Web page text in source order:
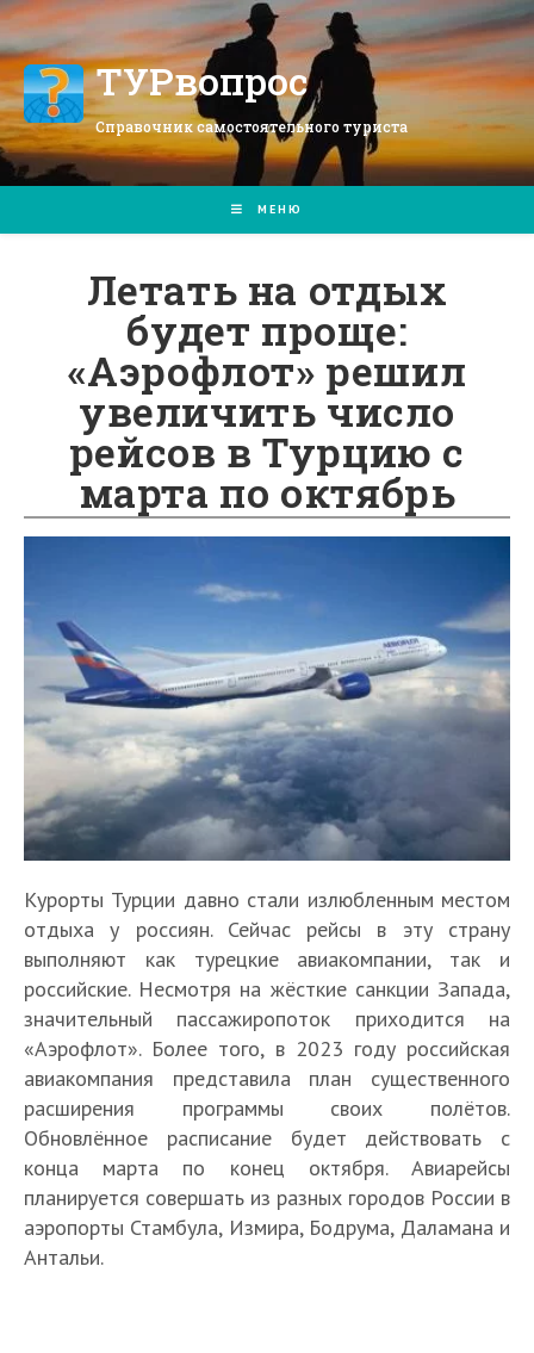
Перейти
к
содержимомуТУРвопрос
Справочник самостоятельного туриста
МЕНЮ
Летать на отдых
будет проще:
«Аэрофлот» решил
увеличить число
рейсов в Турцию с
марта по октябрь
Курорты Турции давно стали излюбленным местом
отдыха у россиян. Сейчас рейсы в эту страну
выполняют как турецкие авиакомпании, так и
российские. Несмотря на жёсткие санкции Запада,
значительный пассажиропоток приходится на
«Аэрофлот». Более того, в 2023 году российская
авиакомпания представила план существенного
расширения программы своих полётов.
Обновлённое расписание будет действовать с
конца марта по конец октября. Авиарейсы
планируется совершать из разных городов России в
аэропорты Стамбула, Измира, Бодрума, Даламана и
Антальи.